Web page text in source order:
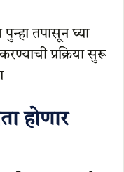
तपासून घ्या
प्रक्रिया सुरू
होणार